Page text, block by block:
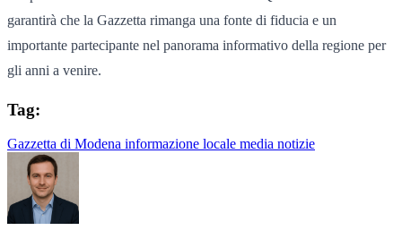
garantirà che la Gazzetta rimanga una fonte di fiducia e un
importante partecipante nel panorama informativo della regione per
gli anni a venire.
Tag:
Gazzetta di Modena informazione locale media notizie